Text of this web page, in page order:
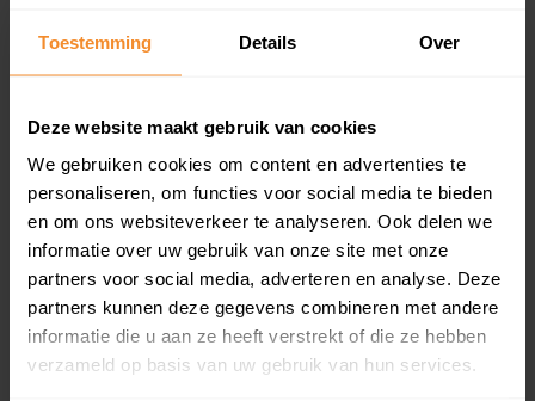
Toestemming Details Over
Deze website maakt gebruik van cookies
We gebruiken cookies om content en advertenties te
personaliseren, om functies voor social media te bieden
en om ons websiteverkeer te analyseren. Ook delen we
informatie over uw gebruik van onze site met onze
partners voor social media, adverteren en analyse. Deze
partners kunnen deze gegevens combineren met andere
informatie die u aan ze heeft verstrekt of die ze hebben
verzameld op basis van uw gebruik van hun services.
en koopdatum) binnen een postcodegebied. Dit
inclusief een jaar lang gratis updates van nieuwe
Bekijk product
Direct leverbaar
Kadastrale kaart pakket